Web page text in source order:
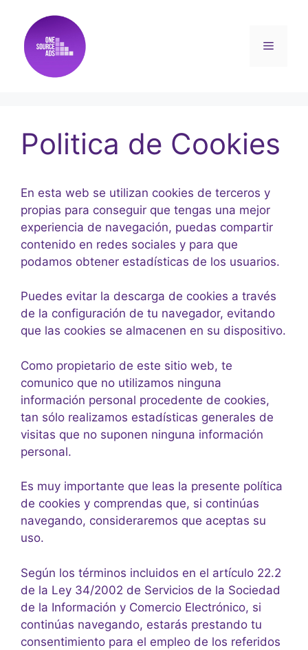
Politica de Cookies
En esta web se utilizan cookies de terceros y
propias para conseguir que tengas una mejor
experiencia de navegación, puedas compartir
contenido en redes sociales y para que
podamos obtener estadísticas de los usuarios.
Puedes evitar la descarga de cookies a través
de la configuración de tu navegador, evitando
que las cookies se almacenen en su dispositivo.
Como propietario de este sitio web, te
comunico que no utilizamos ninguna
información personal procedente de cookies,
tan sólo realizamos estadísticas generales de
visitas que no suponen ninguna información
personal.
Es muy importante que leas la presente política
de cookies y comprendas que, si continúas
navegando, consideraremos que aceptas su
uso.
Según los términos incluidos en el artículo 22.2
de la Ley 34/2002 de Servicios de la Sociedad
de la Información y Comercio Electrónico, si
continúas navegando, estarás prestando tu
consentimiento para el empleo de los referidos